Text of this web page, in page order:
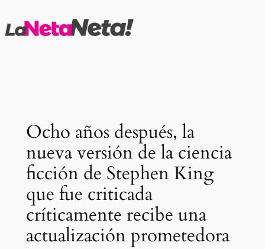
al
Ocho años después, la
nueva versión de la ciencia
ficción de Stephen King
que fue criticada
críticamente recibe una
actualización prometedora